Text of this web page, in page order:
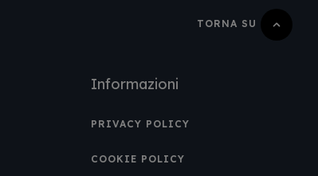
TORNA SU
Informazioni
PRIVACY POLICY
COOKIE POLICY